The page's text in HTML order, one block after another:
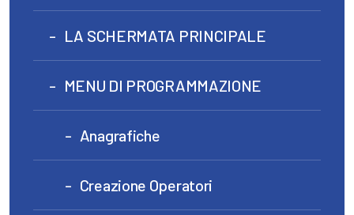
LA SCHERMATA PRINCIPALE
MENU DI PROGRAMMAZIONE
Anagrafiche
Creazione Operatori